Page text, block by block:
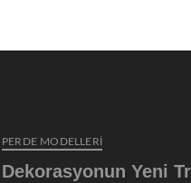
PERDE MODELLERI
Dekorasyonun Yeni